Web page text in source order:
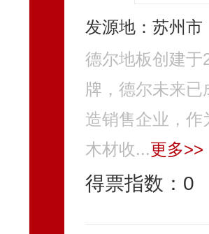
发源地：苏州市
德尔地板创建于
牌，德尔未来
造销售企业，作
木材收...更多>>
得票指数： 0